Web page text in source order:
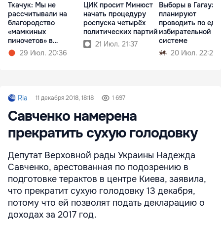
Ткачук: Мы не
рассчитывали на
благородство
«мамкиных
пиночетов» в
правительстве
29 Июл. 20:36
ЦИК просит Минюст
начать процедуру
роспуска четырёх
политических партий
21 Июл. 21:37
Выборы в
планируют
проводить по
избирательной
системе
20 Июл. 22:22
Ria 11 декабря 2018, 18:18 1 697
Савченко намерена
прекратить сухую голодовку
Депутат Верховной рады Украины Надежда
Савченко, арестованная по подозрению в
подготовке терактов в центре Киева, заявила,
что прекратит сухую голодовку 13 декабря,
потому что ей позволят подать декларацию о
доходах за 2017 год.